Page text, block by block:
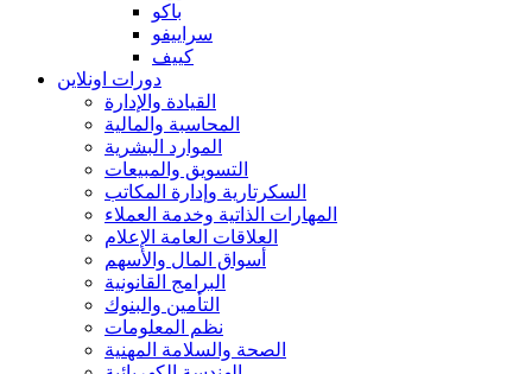
باكو
سراييفو
كييف
دورات اونلاين
القيادة والإدارة
المحاسبة والمالية
الموارد البشرية
التسويق والمبيعات
السكرتارية وإدارة المكاتب
المهارات الذاتية وخدمة العملاء
العلاقات العامة الإعلام
أسواق المال والأسهم
البرامج القانونية
التأمين والبنوك
نظم المعلومات
الصحة والسلامة المهنية